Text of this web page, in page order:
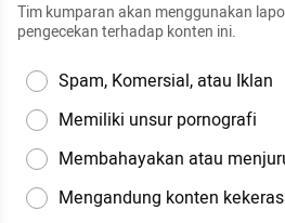
Tim kumparan akan menggunakan
pengecekan terhadap konten ini.
Spam, Komersial, atau Iklan
Memiliki unsur pornografi
Membahayakan atau
Mengandung konten